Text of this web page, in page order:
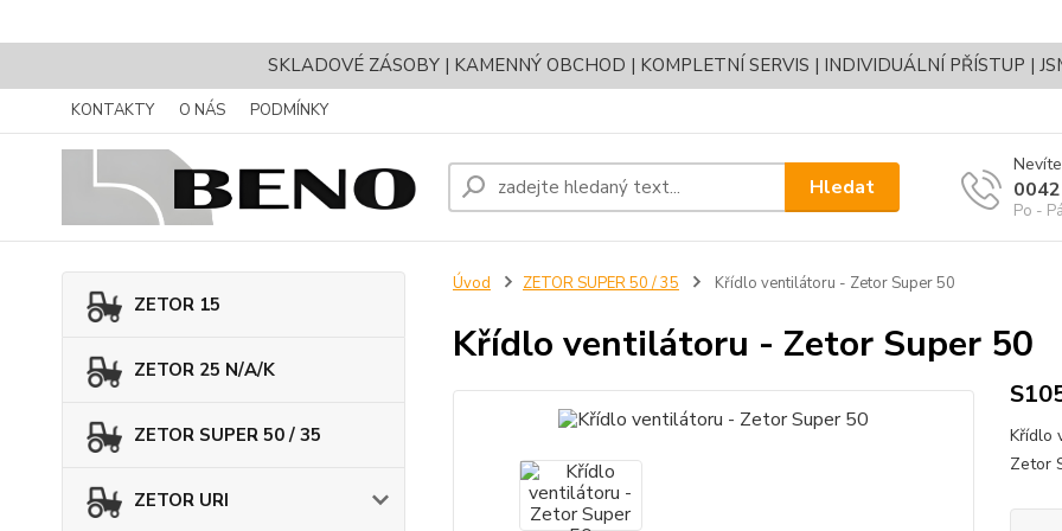
SKLADOVÉ ZÁSOBY | KAMENNÝ OBCHOD | KOMPLETNÍ SERVIS | INDIVIDUÁLNÍ PŘÍSTUP |
KONTAKTY O NÁS PODMÍNKY
Hledat
Po -
ZETOR 15
ZETOR 25 N/A/K
ZETOR SUPER 50 / 35
ZETOR URI
Úvod ZETOR SUPER 50 / 35 Křídlo ventilátoru - Zetor Super 50
Křídlo ventilátoru - Zetor Super 50
Křídlo
Zetor